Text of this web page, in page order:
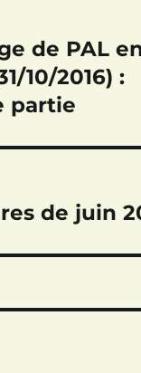
de PAL
10/2016) :
partie
de juin